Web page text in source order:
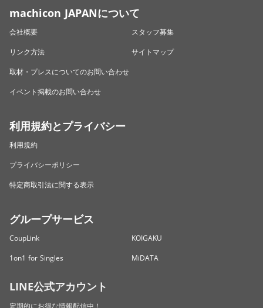
machicon JAPANについて
会社概要
スタッフ募集
リンク方法
サイトマップ
取材・プレスについてのお問い合わせ
イベント掲載のお問い合わせ
利用規約とプライバシー
利用規約
プライバシーポリシー
特定商取引法に関する表示
グループサービス
CoupLink
KOIGAKU
1on1 for Singles
MiDATA
LINE公式アカウント
定期的にお得な情報配信中！